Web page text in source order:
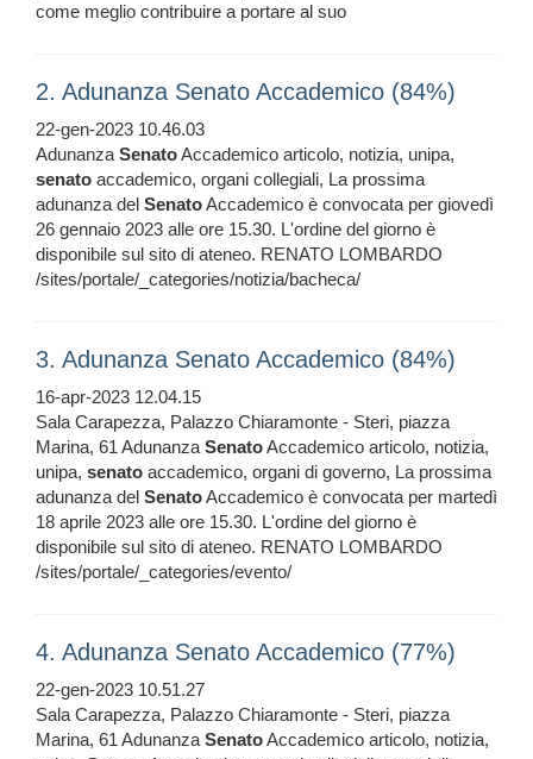
come meglio contribuire a portare al suo
2. Adunanza Senato Accademico (84%)
22-gen-2023 10.46.03
AdunanzaSenatoAccademico articolo, notizia, unipa,
senato accademico, organi collegiali, La prossima
adunanza del SenatoAccademico è convocata per giovedì
26 gennaio 2023 alle ore 15.30. L'ordine del giorno è
disponibile sul sito di ateneo. RENATO LOMBARDO
/sites/portale/_categories/notizia/bacheca/
3. Adunanza Senato Accademico (84%)
16-apr-2023 12.04.15
Sala Carapezza, Palazzo Chiaramonte - Steri, piazza
Marina, 61 AdunanzaSenatoAccademico articolo, notizia,
unipa, senato accademico, organi di governo, La prossima
adunanza del SenatoAccademico è convocata per martedì
18 aprile 2023 alle ore 15.30. L'ordine del giorno è
disponibile sul sito di ateneo. RENATO LOMBARDO
/sites/portale/_categories/evento/
4. Adunanza Senato Accademico (77%)
22-gen-2023 10.51.27
Sala Carapezza, Palazzo Chiaramonte - Steri, piazza
Marina, 61 AdunanzaSenatoAccademico articolo, notizia,